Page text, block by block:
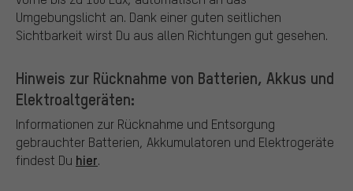
Umgebungslicht an. Dank einer guten seitlichen
Sichtbarkeit wirst Du aus allen Richtungen gut gesehen.
Hinweis zur Rücknahme von Batterien, Akkus und
Elektroaltgeräten:
Informationen zur Rücknahme und Entsorgung
gebrauchter Batterien, Akkumulatoren und Elektrogeräte
findest Du hier.